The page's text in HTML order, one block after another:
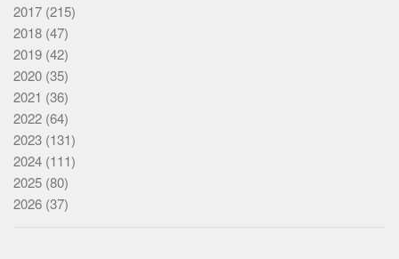
2017 (215)
2018 (47)
2019 (42)
2020 (35)
2021 (36)
2022 (64)
2023 (131)
2024 (111)
2025 (80)
2026 (37)